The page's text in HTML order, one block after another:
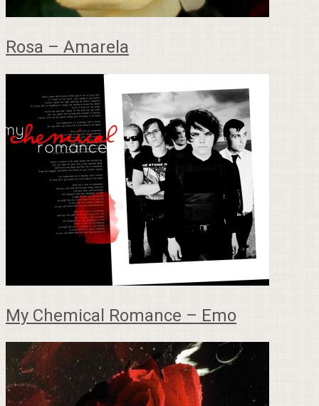
Rosa – Amarela
My Chemical Romance – Emo